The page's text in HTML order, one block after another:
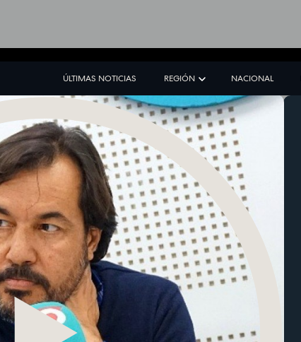
ÚLTIMAS NOTICIAS REGIÓN NACIONAL